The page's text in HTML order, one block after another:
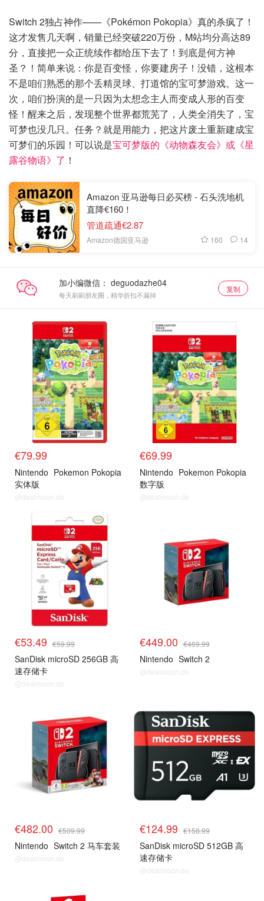
Switch 2独占神作——《Pokémon Pokopia》真的杀疯了！
这才发售几天啊，销量已经突破220万份，M站均分高达89
分，直接把一众正统续作都给压下去了！到底是何方神
圣？！简单来说：你是百变怪，你要建房子！没错，这根本
不是咱们熟悉的那个丢精灵球、打道馆的宝可梦游戏。这一
次，咱们扮演的是一只因为太想念主人而变成人形的百变
怪！醒来之后，发现整个世界都荒芜了，人类全消失了，宝
可梦也没几只。任务？就是用能力，把这片废土重新建成宝
可梦们的乐园！可以说是宝可梦版的《动物森友会》或《星
露谷物语》了 ！
Amazon 亚马逊每日必买榜 - 石头洗地机
直降€160！
管道疏通€2.87
Amazon德国亚马逊 160 14
加小编微信：
每天刷刷朋友圈，精华折扣不漏掉
复制
€79.99
Nintendo Pokemon Pokopia
实体版
@dealmoon.de
€69.99
Nintendo Pokemon Pokopia
数字版
@dealmoon.de
€53.49 €59.99
SanDisk microSD 256GB 高
速存储卡
@dealmoon.de
€449.00 €469.99
Nintendo Switch 2
@dealmoon.de
€482.00 €509.99
Nintendo Switch 2 马车套装
@dealmoon.de
€124.99 €158.99
SanDisk microSD 512GB 高
速存储卡
@dealmoon.de